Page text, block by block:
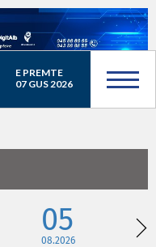
E PREMTE
07 GUS 2026
05
08.2026